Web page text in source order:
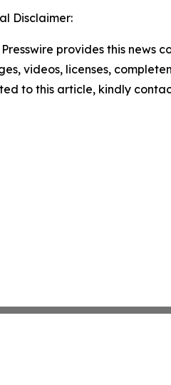
Disclaimer:
Presswire provides this news
videos, licenses,
to this article, kindly